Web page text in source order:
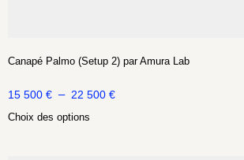
Canapé Palmo (Setup 2) par Amura Lab
15 500 € – 22 500 €
Choix des options